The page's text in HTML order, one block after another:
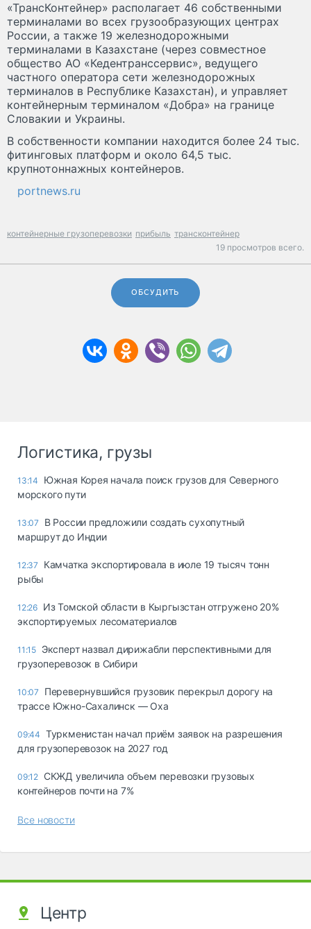
«ТрансКонтейнер» располагает 46 собственными
терминалами во всех грузообразующих центрах
России, а также 19 железнодорожными
терминалами в Казахстане (через совместное
общество АО «Кедентранссервис», ведущего
частного оператора сети железнодорожных
терминалов в Республике Казахстан), и управляет
контейнерным терминалом «Добра» на границе
Словакии и Украины.
В собственности компании находится более 24 тыс.
фитинговых платформ и около 64,5 тыс.
крупнотоннажных контейнеров.
portnews.ru
контейнерные грузоперевозки прибыль трансконтейнер
19 просмотров всего.
ОБСУДИТЬ
Логистика, грузы
13:14
Южная Корея начала поиск грузов для Северного
морского пути
13:07
В России предложили создать сухопутный
маршрут до Индии
12:37
Камчатка экспортировала в июле 19 тысяч тонн
рыбы
12:26 Из Томской области в Кыргызстан отгружено 20%
экспортируемых лесоматериалов
11:15 Эксперт назвал дирижабли перспективными для
грузоперевозок в Сибири
10:07
Перевернувшийся грузовик перекрыл дорогу на
трассе Южно-Сахалинск — Оха
09:44 Туркменистан начал приём заявок на разрешения
для грузоперевозок на 2027 год
09:12 СКЖД увеличила объем перевозки грузовых
контейнеров почти на 7%
Все новости
Центр